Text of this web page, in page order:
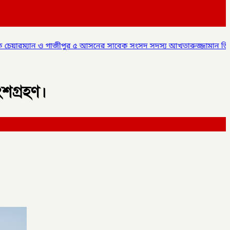
আসনের সাবেক সংসদ সদস্য আখতারুজ্জামান ডিবি পুলিশ এর হাতে আটক,